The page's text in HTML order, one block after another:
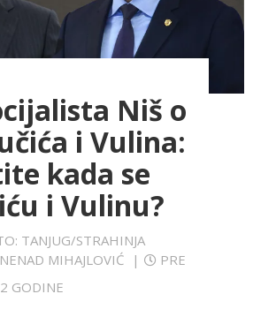
Niš o
i Vulina:
kada se
i Vulinu?
TANJUG/STRAHINJA
MIHAJLOVIĆ
|
PRE
GODINE